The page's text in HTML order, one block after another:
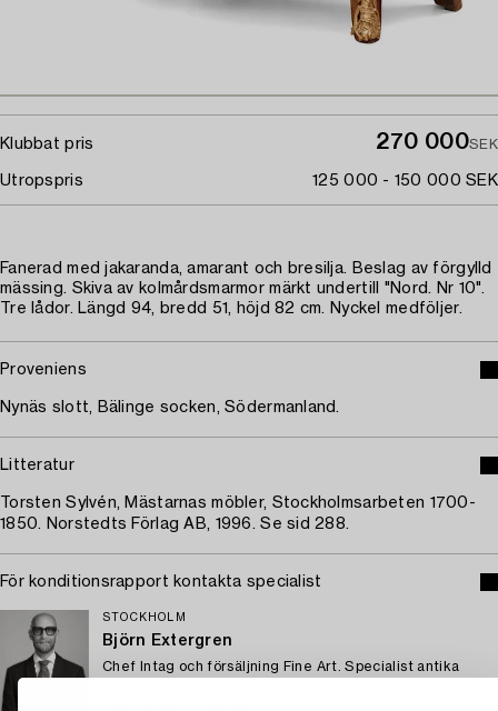
Klubbat pris 270 000SEK
Utropspris 125 000 - 150 000 SEK
Fanerad med jakaranda, amarant och bresilja. Beslag av förgylld
mässing. Skiva av kolmårdsmarmor märkt undertill "Nord. Nr 10".
Tre lådor. Längd 94, bredd 51, höjd 82 cm. Nyckel medföljer.
Proveniens
Nynäs slott, Bälinge socken, Södermanland.
Litteratur
Torsten Sylvén, Mästarnas möbler, Stockholmsarbeten 1700-
1850. Norstedts Förlag AB, 1996. Se sid 288.
För konditionsrapport kontakta specialist
STOCKHOLM
Björn Extergren
Chef Intag och försäljning Fine Art. Specialist antika